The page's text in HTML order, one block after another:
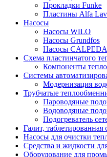
Прокладки Funke
Пластины Alfa
Насосы
Насосы WILO
Насосы Grundfos
Насосы CALPEDA
Схема пластинчатого
Компоненты
Системы
Модернизация
Трубчатые
Пароводяные
Водоводяные
Подогреватель
Галит, таблетированная
Насосы для очистки
Средства и жидкости
Оборудование для